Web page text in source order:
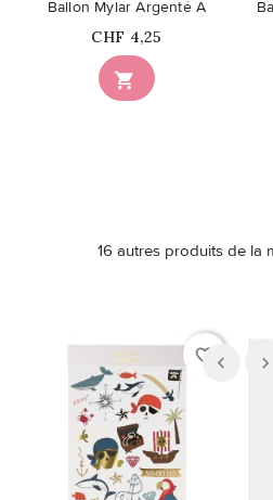

Ballon Mylar Argenté A
Prix
CHF 4,25
16 autres produits de la
favorite_border